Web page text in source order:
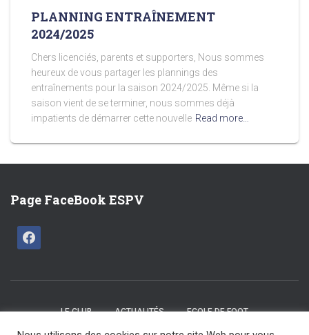
PLANNING ENTRAÎNEMENT
2024/2025
Chers licenciés, parents et supporters, Nous sommes
heureux de vous partager les plannings des
entraînements pour la saison 2024/2025. Même si la
saison vient de se terminer, nous sommes déjà
impatients de démarrer cette nouvelle Read more…
Page FaceBook ESPV
LE CLUB ACTUALITÉS ECOLE DE FOOT